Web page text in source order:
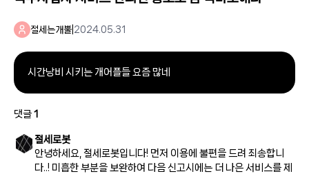
절세는개뿔 2024.05.31
시간낭비 시키는 개어플들 요즘 많네
댓글1
절세로봇
안녕하세요, 절세로봇입니다! 먼저 이용에 불편을 드려 죄송합니
다..! 미흡한 부분을 보완하여 다음 신고시에는 더 나은 서비스를 제